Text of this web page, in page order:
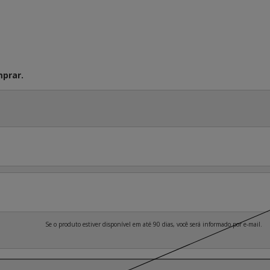
Se o produto estiver disponível em até 90 dias, você será informado por e-mail.